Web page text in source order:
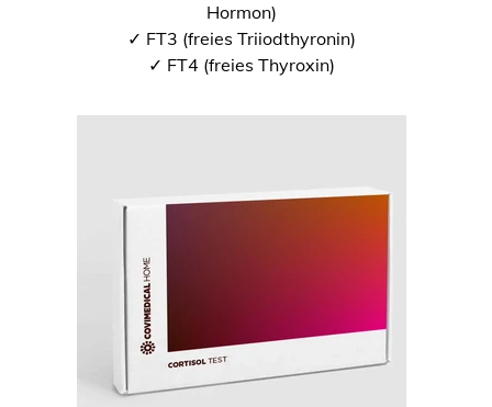
Hormon)
✓ FT3 (freies Triiodthyronin)
✓ FT4 (freies Thyroxin)